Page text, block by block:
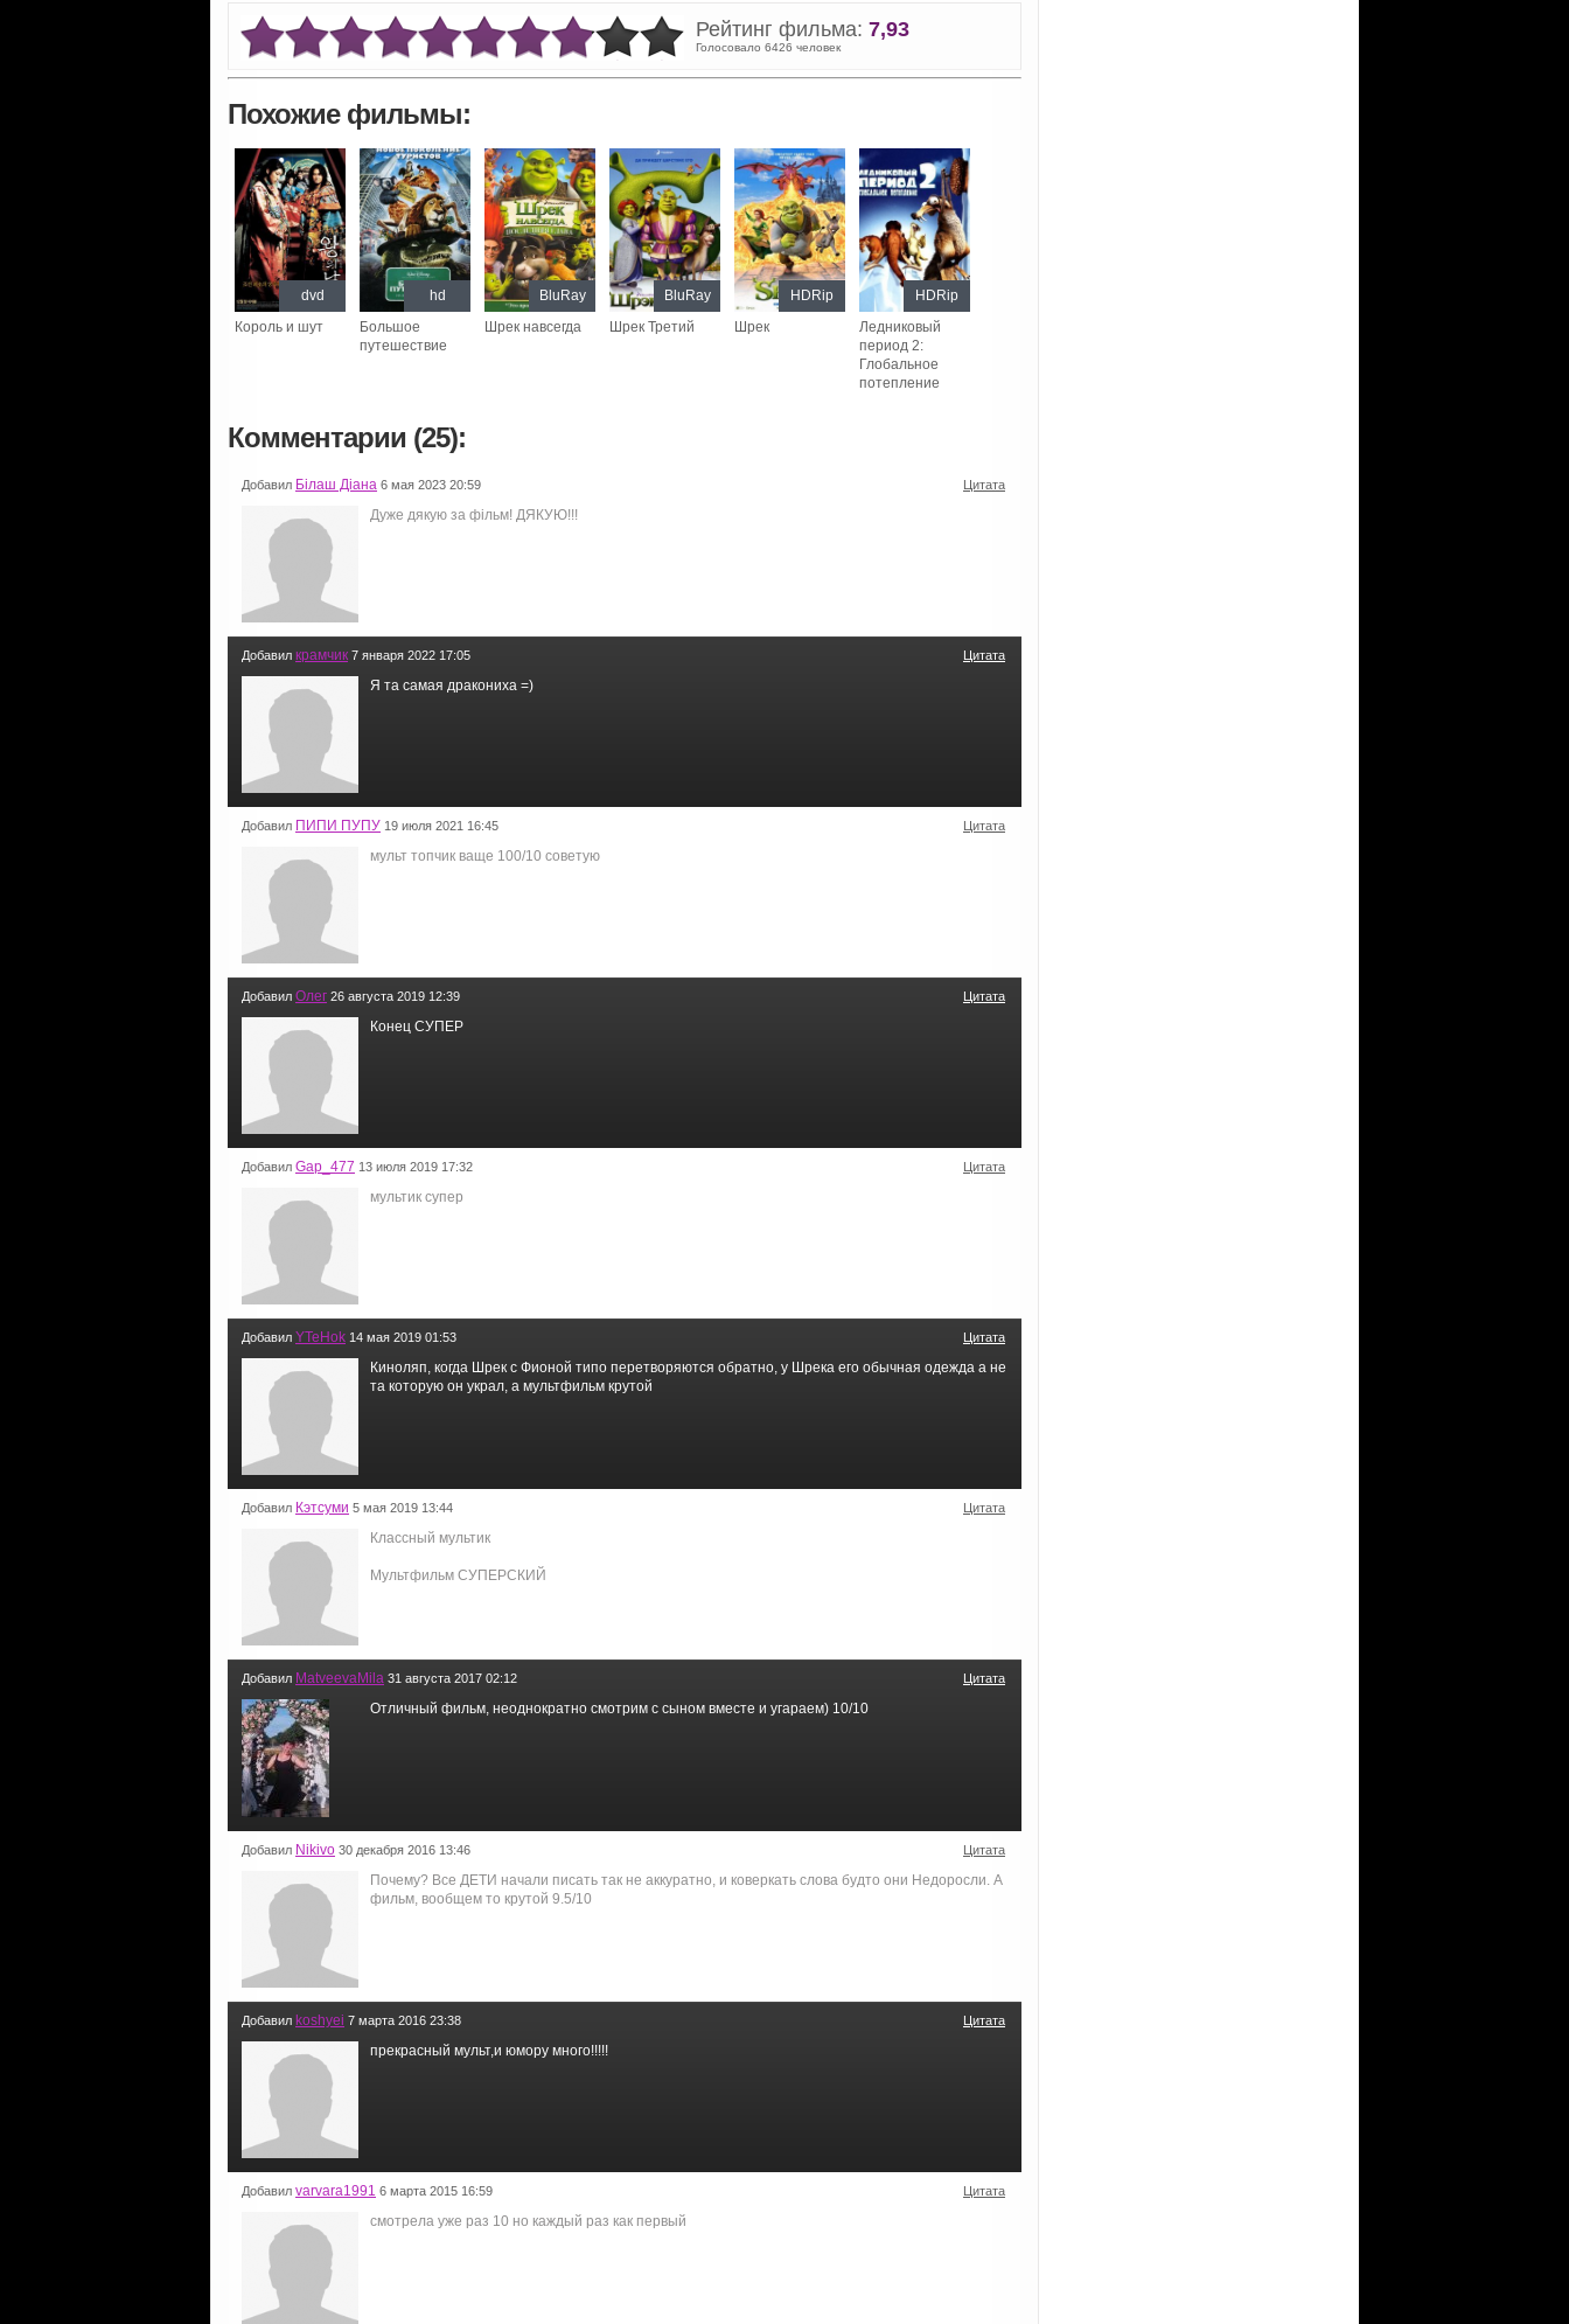
Рейтинг фильма: 7,93
Голосовало 6426 человек
Похожие фильмы:
Король и шут
dvd
Большое
путешествие
hd
Шрек навсегда
BluRay
Шрек Третий
BluRay
Шрек
HDRip
Ледниковый
период 2:
Глобальное
потепление
HDRip
Комментарии (25):
Добавил Білаш Діана 6 мая 2023 20:59 Цитата
Дуже дякую за фільм! ДЯКУЮ!!!
Добавил крамчик 7 января 2022 17:05 Цитата
Я та самая дракониха =)
Добавил ПИПИ ПУПУ 19 июля 2021 16:45 Цитата
мульт топчик ваще 100/10 советую
Добавил Олег 26 августа 2019 12:39 Цитата
Конец СУПЕР
Добавил Gap_477 13 июля 2019 17:32 Цитата
мультик супер
Добавил YTeHok 14 мая 2019 01:53 Цитата
Киноляп, когда Шрек с Фионой типо перетворяются обратно, у Шрека его обычная одежда а не
та которую он украл, а мультфильм крутой
Добавил Кэтсуми 5 мая 2019 13:44 Цитата
Классный мультик
Мультфильм СУПЕРСКИЙ
Добавил MatveevaMila 31 августа 2017 02:12 Цитата
Отличный фильм, неоднократно смотрим с сыном вместе и угараем) 10/10
Добавил Nikivo 30 декабря 2016 13:46 Цитата
Почему? Все ДЕТИ начали писать так не аккуратно, и коверкать слова будто они Недоросли. А
фильм, вообщем то крутой 9.5/10
Добавил koshyei 7 марта 2016 23:38 Цитата
прекрасный мульт,и юмору много!!!!!
Добавил varvara1991 6 марта 2015 16:59 Цитата
смотрела уже раз 10 но каждый раз как первый